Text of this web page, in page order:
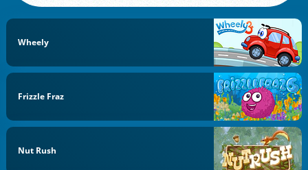
Wheely
Frizzle Fraz
Nut Rush